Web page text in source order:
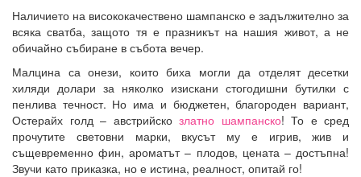
Наличието на висококачествено шампанско е задължително за
всяка сватба, защото тя е празникът на нашия живот, а не
обичайно събиране в събота вечер.
Малцина са онези, които биха могли да отделят десетки
хиляди долари за няколко изискани стогодишни бутилки с
пенлива течност. Но има и бюджетен, благороден вариант,
Остерайх голд – австрийско златно шампанско! То е сред
прочутите световни марки, вкусът му е игрив, жив и
същевременно фин, ароматът – плодов, цената – достъпна!
Звучи като приказка, но е истина, реалност, опитай го!